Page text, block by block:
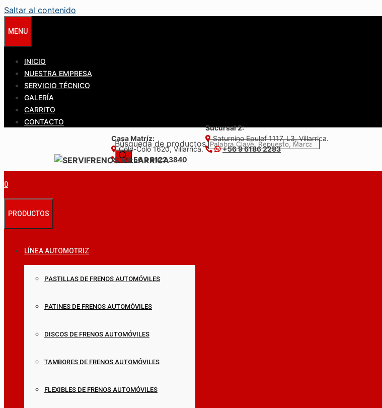
Saltar al contenido
MENU
INICIO
NUESTRA EMPRESA
SERVICIO TÉCNICO
GALERÍA
CARRITO
CONTACTO
Búsqueda de productos
Casa Matríz:
Colo-Colo 1620, Villarrica.
+56 9 6122 3840
Sucursal 2:
Saturnino Epulef 1117, L3, Villarrica.
+56 9 6186 2283
0
PRODUCTOS
LÍNEA AUTOMOTRIZ
PASTILLAS DE FRENOS AUTOMÓVILES
PATINES DE FRENOS AUTOMÓVILES
DISCOS DE FRENOS AUTOMÓVILES
TAMBORES DE FRENOS AUTOMÓVILES
FLEXIBLES DE FRENOS AUTOMÓVILES